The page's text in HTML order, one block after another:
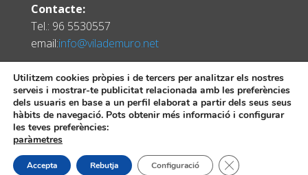
Contacte:
Tel.: 96 5530557
email:info@vilademuro.net
Web desenvolupada pel Servei d'Informàtica
Diputació d'Alacant.
Utilitzem cookies pròpies i de tercers per analitzar els nostres
serveis i mostrar-te publicitat relacionada amb les preferències
dels usuaris en base a un perfil elaborat a partir dels seus seus
hàbits de navegació. Pots obtenir més informació i configurar
les teves preferències:
paràmetres
Accepta Rebutja Configuració Tanca el bàner de